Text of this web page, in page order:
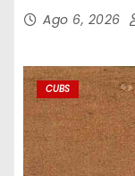
Ago 6, 2026
CUBS